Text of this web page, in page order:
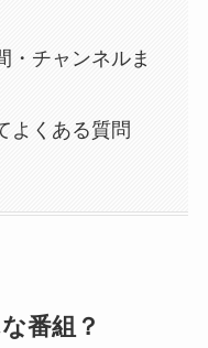
・チャンネルま
よくある質問
番組？